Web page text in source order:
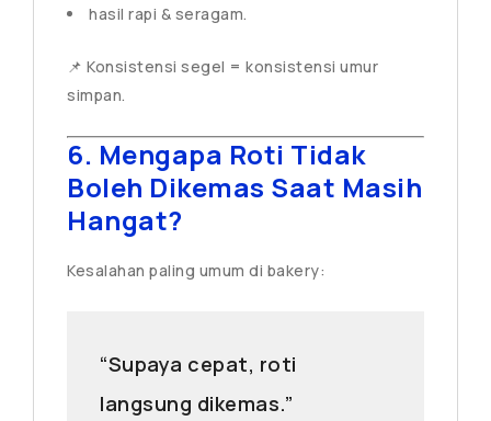
hasil rapi & seragam.
📌 Konsistensi segel = konsistensi umur
simpan.
6. Mengapa Roti Tidak
Boleh Dikemas Saat Masih
Hangat?
Kesalahan paling umum di bakery:
“Supaya cepat, roti
langsung dikemas.”